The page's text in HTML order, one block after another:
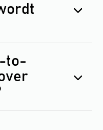
to-